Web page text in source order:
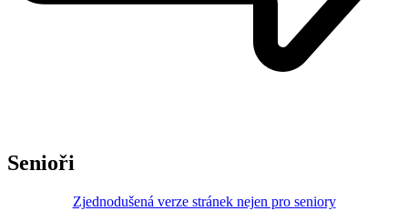
Senioři
Zjednodušená verze stránek nejen pro seniory